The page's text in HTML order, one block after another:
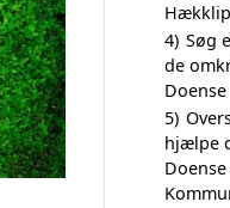
4) Søg
de
Doense
5)
hjælpe